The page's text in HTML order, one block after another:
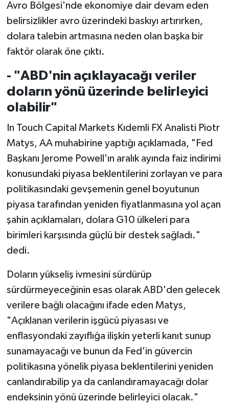
Avro Bölgesi'nde ekonomiye dair devam eden
belirsizlikler avro üzerindeki baskıyı artırırken,
dolara talebin artmasına neden olan başka bir
faktör olarak öne çıktı.
- "ABD'nin açıklayacağı veriler
doların yönü üzerinde belirleyici
olabilir"
In Touch Capital Markets Kıdemli FX Analisti Piotr
Matys, AA muhabirine yaptığı açıklamada, "Fed
Başkanı Jerome Powell'ın aralık ayında faiz indirimi
konusundaki piyasa beklentilerini zorlayan ve para
politikasındaki gevşemenin genel boyutunun
piyasa tarafından yeniden fiyatlanmasına yol açan
şahin açıklamaları, dolara G10 ülkeleri para
birimleri karşısında güçlü bir destek sağladı."
dedi.
Doların yükseliş ivmesini sürdürüp
sürdürmeyeceğinin esas olarak ABD'den gelecek
verilere bağlı olacağını ifade eden Matys,
"Açıklanan verilerin işgücü piyasası ve
enflasyondaki zayıflığa ilişkin yeterli kanıt sunup
sunamayacağı ve bunun da Fed'in güvercin
politikasına yönelik piyasa beklentilerini yeniden
canlandırabilip ya da canlandıramayacağı dolar
endeksinin yönü üzerinde belirleyici olacak."